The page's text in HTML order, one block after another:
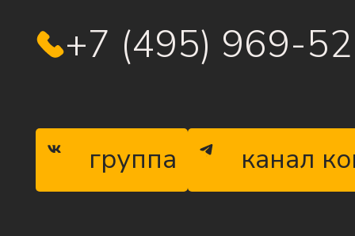
+7 (495) 969-
группа канал